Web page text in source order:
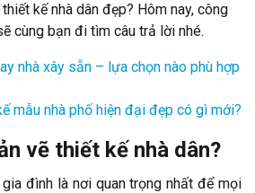
kế nhà dân đẹp? Hôm nay, công
cùng bạn đi tìm câu trả lời nhé.
nhà xây sẵn – lựa chọn nào phù hợp
mẫu nhà phố hiện đại đẹp có gì mới?
vẽ thiết kế nhà dân?
đình là nơi quan trọng nhất để mọi